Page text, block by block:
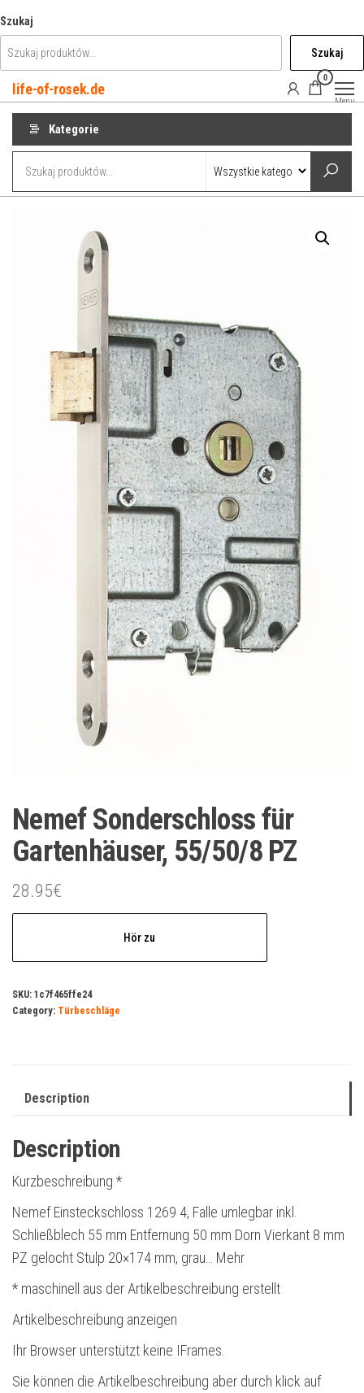
do
treści
Szukaj
Szukaj
life-of-rosek.de
0
Menu
Kategorie
Nemef Sonderschloss für
Gartenhäuser, 55/50/8 PZ
28.95€
Hör zu
SKU: 1c7f465ffe24
Category: Türbeschläge
Description
Description
Kurzbeschreibung *
Nemef Einsteckschloss 1269 4, Falle umlegbar inkl.
Schließblech 55 mm Entfernung 50 mm Dorn Vierkant 8 mm
PZ gelocht Stulp 20×174 mm, grau… Mehr
* maschinell aus der Artikelbeschreibung erstellt
Artikelbeschreibung anzeigen
Ihr Browser unterstützt keine IFrames.
Sie können die Artikelbeschreibung aber durch klick auf